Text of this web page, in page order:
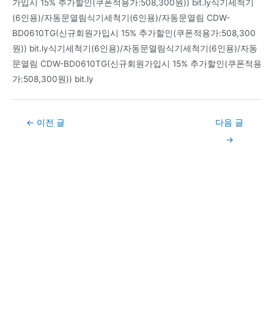
가입시 15% 추가할인(쿠폰적용가:508,300원)) bit.ly식기세척기
(6인용)/자동문열림식기세척기(6인용)/자동문열림 CDW-
BD0610TG(신규회원가입시 15% 추가할인(쿠폰적용가:508,300
원)) bit.ly식기세척기(6인용)/자동문열림식기세척기(6인용)/자동
문열림 CDW-BD0610TG(신규회원가입시 15% 추가할인(쿠폰적용
가:508,300원)) bit.ly
Post← 이전 글
다음 글
→